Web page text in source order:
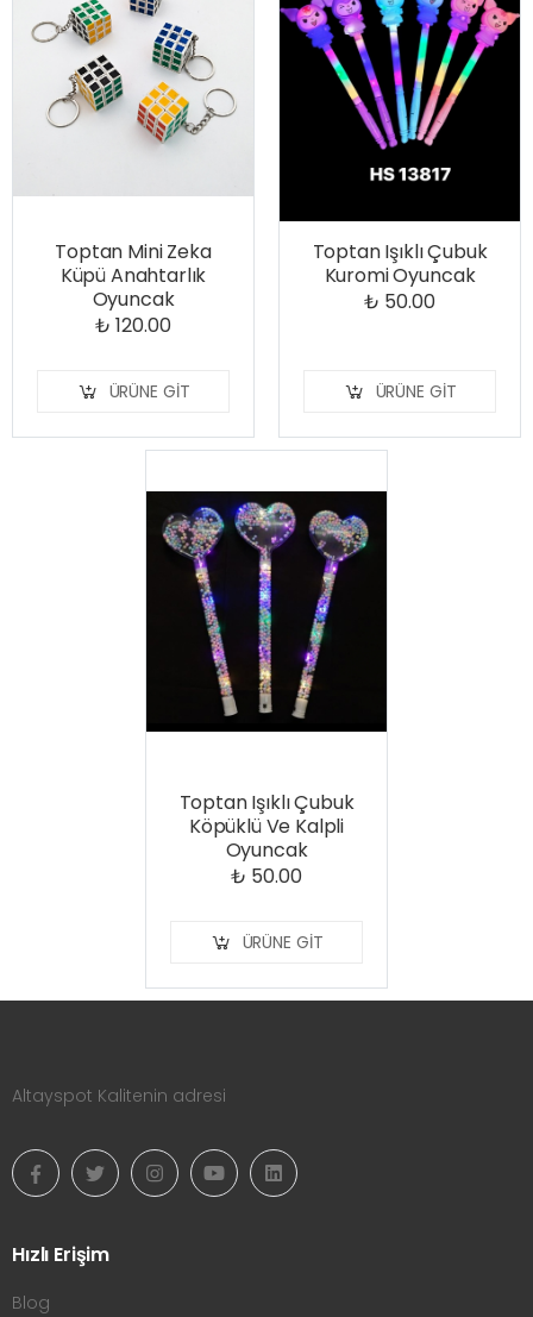
Toptan Mini Zeka
Küpü Anahtarlık
Oyuncak
₺ 120.00
ÜRÜNE GIT
Toptan Işıklı Çubuk
Kuromi Oyuncak
₺ 50.00
ÜRÜNE GIT
Toptan Işıklı Çubuk
Köpüklü Ve Kalpli
Oyuncak
₺ 50.00
ÜRÜNE GIT
Altayspot Kalitenin adresi
Hızlı Erişim
Blog